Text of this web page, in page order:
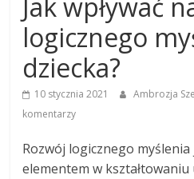
Jak wpływać
logicznego
dziecka?
10 stycznia 2021 Ambrozja
komentarzy
Rozwój logicznego
elementem w